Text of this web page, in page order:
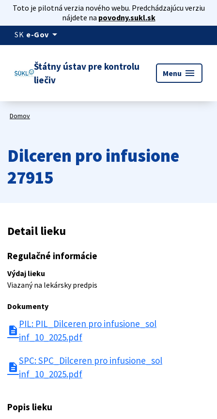
Toto je pilotná verzia nového webu. Predchádzajúcu verziu
nájdete na povodny.sukl.sk
SK e-Gov arrow_drop_down
Štátny ústav pre kontrolu
liečiv
Menu menu
Domov
Dilceren pro infusione
27915
Detail lieku
Regulačné informácie
Výdaj lieku
Viazaný na lekársky predpis
Dokumenty
description
PIL: PIL_Dilceren pro infusione_sol
inf_10_2025.pdf
description
SPC: SPC_Dilceren pro infusione_sol
inf_10_2025.pdf
Popis lieku